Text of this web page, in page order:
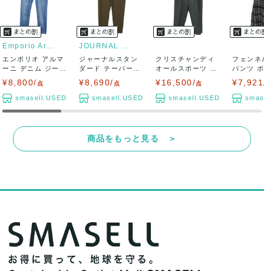
Emporio Armani
エンポリオ アルマ
ーニ デニム ジーン
¥8,800/ 点
smasell.USED
JOURNAL STANDARD
ジャーナルスタン
ダード テーパード
¥8,690/ 点
smasell.USED
クリスチャンディ
オールスポーツ パ
¥16,500/点
smasell.USED
フェンネ
パンツ
商品をもっと見る ＞